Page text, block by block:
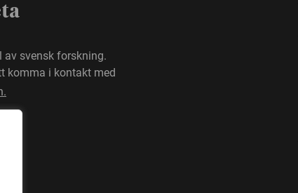
svensk forskning.
komma i kontakt med